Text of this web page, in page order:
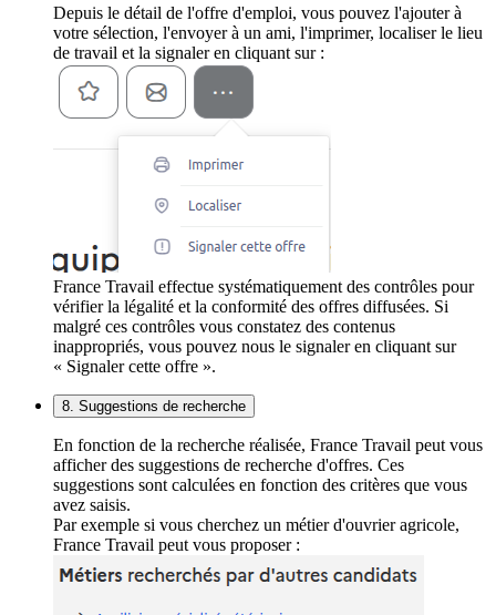
Depuis le détail de l'offre d'emploi, vous pouvez l'ajouter à
votre sélection, l'envoyer à un ami, l'imprimer, localiser le lieu
de travail et la signaler en cliquant sur :
France Travail effectue systématiquement des contrôles pour
vérifier la légalité et la conformité des offres diffusées. Si
malgré ces contrôles vous constatez des contenus
inappropriés, vous pouvez nous le signaler en cliquant sur
« Signaler cette offre ».
8. Suggestions de recherche
En fonction de la recherche réalisée, France Travail peut vous
afficher des suggestions de recherche d'offres. Ces
suggestions sont calculées en fonction des critères que vous
avez saisis.
Par exemple si vous cherchez un métier d'ouvrier agricole,
France Travail peut vous proposer :